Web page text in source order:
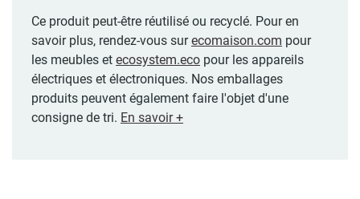
Ce produit peut-être réutilisé ou recyclé. Pour en
savoir plus, rendez-vous surecomaison.com pour
les meubles et ecosystem.eco pour les appareils
électriques et électroniques. Nos emballages
produits peuvent également faire l'objet d'une
consigne de tri. En savoir +